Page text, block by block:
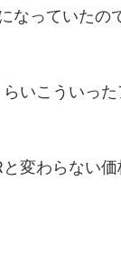
なっていたの
いこういっ
変わらない